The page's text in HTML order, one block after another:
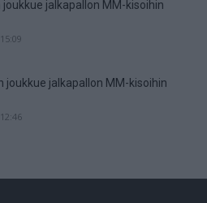
joukkue jalkapallon MM-kisoihin
joukkue jalkapallon MM-kisoihin